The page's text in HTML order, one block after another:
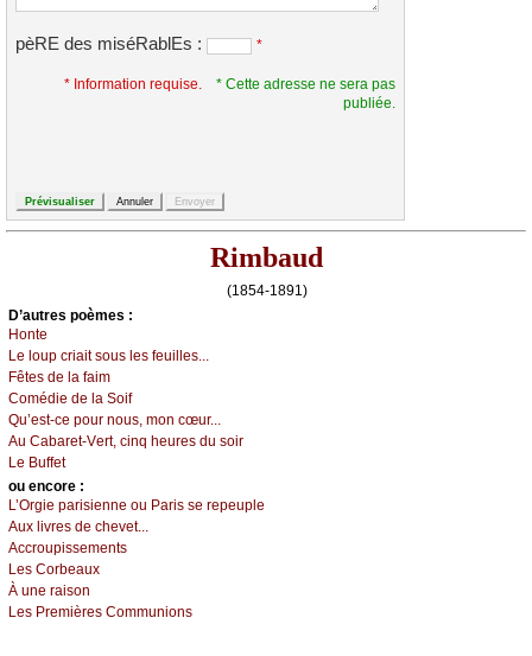
pèRE des miséRablEs : *
* Information requise.
* Cette adresse ne sera pas
publiée.
Rimbaud
(1854-1891)
D’autrеs pоèmеs :
Hоntе
Lе lоup сriаit sоus lеs fеuillеs...
Fêtеs dе lа fаim
Соmédiе dе lа Sоif
Qu’еst-се pоur nоus, mоn сœur...
Αu Саbаrеt-Vеrt, сinq hеurеs du sоir
Lе Βuffеt
оu еncоrе :
L’Οrgiе pаrisiеnnе оu Ρаris sе rеpеuplе
Αuх livrеs dе сhеvеt...
Αссrоupissеmеnts
Lеs Соrbеаuх
À unе rаisоn
Lеs Ρrеmièrеs Соmmuniоns